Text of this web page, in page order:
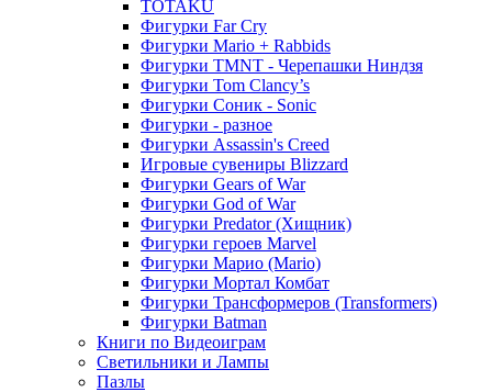
TOTAKU
Фигурки Far Cry
Фигурки Mario + Rabbids
Фигурки TMNT - Черепашки Ниндзя
Фигурки Tom Clancy’s
Фигурки Соник - Sonic
Фигурки - разное
Фигурки Assassin's Creed
Игровые сувениры Blizzard
Фигурки Gears of War
Фигурки God of War
Фигурки Predator (Хищник)
Фигурки героев Marvel
Фигурки Марио (Mario)
Фигурки Мортал Комбат
Фигурки Трансформеров (Transformers)
Фигурки Batman
Книги по Видеоиграм
Светильники и Лампы
Пазлы